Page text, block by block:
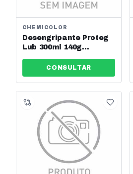
CHEMICOLOR
Desengripante Proteg
Lub 300ml 140g
0680449CONSULTAR